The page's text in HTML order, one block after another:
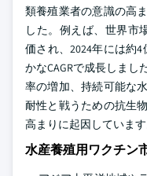
類養殖業者の意識の高
した。例えば、世界市
価され、2024年には約
かなCAGRで成長しま
率の増加、持続可能な
耐性と戦うための抗生
高まりに起因しています
水産養殖用ワクチン